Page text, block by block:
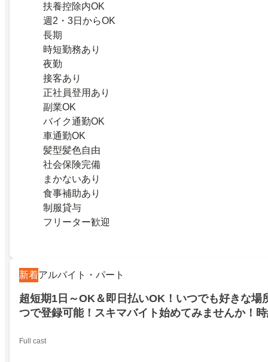
扶養控除内OK
週2・3日からOK
長期
時短勤務あり
夜勤
接客あり
正社員登用あり
副業OK
バイク通勤OK
車通勤OK
髪型髪色自由
社会保険完備
まかないあり
食事補助あり
制服貸与
フリーター歓迎
新着アルバイト・パート
超短期1日～OK＆即日払いOK！いつでも好きな場
つで登録可能！スキマバイト始めてみませんか！
Full cast